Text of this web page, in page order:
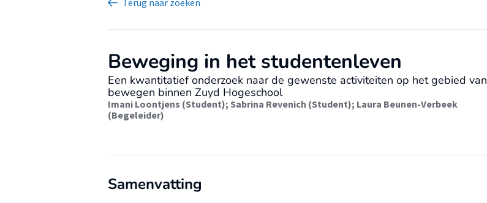
Terug naar zoeken
Beweging in het studentenleven
Een kwantitatief onderzoek naar de gewenste activiteiten op het gebied van
bewegen binnen Zuyd Hogeschool
Imani Loontjens (Student); Sabrina Revenich (Student); Laura Beunen-Verbeek
(Begeleider)
Samenvatting